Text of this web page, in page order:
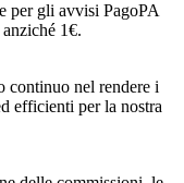
per gli avvisi PagoPA
1€.
continuo nel rendere i
efficienti per la nostra